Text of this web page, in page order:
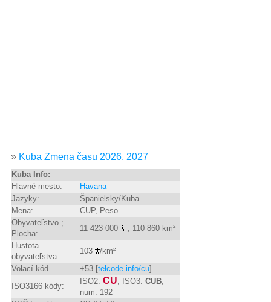
» Kuba Zmena času 2026, 2027
Kuba Info:
Hlavné mesto:
Havana
Jazyky:
Španielsky/Kuba
Mena:
CUP, Peso
Obyvateľstvo ;
Plocha:
11 423 000
; 110 860 km²
Hustota
obyvateľstva:
103
/km²
Volací kód
+53 [telcode.info/cu]
ISO3166 kódy:
ISO2: CU , ISO3: CUB,
num: 192